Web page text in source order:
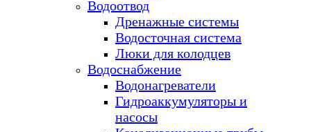
Водоотвод
Дренажные системы
Водосточная система
Люки для колодцев
Водоснабжение
Водонагреватели
Гидроаккумуляторы и
насосы